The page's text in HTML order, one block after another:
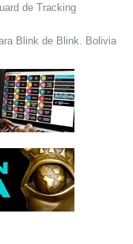
de Tracking
Blink de Blink. Bolivia